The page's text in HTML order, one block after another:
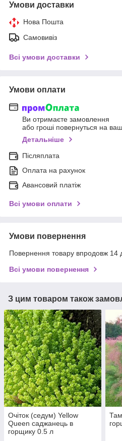
Умови доставки
Нова Пошта
Самовивіз
Всі умови доставки
Умови оплати
Ви отримаєте замовлення
або гроші повернуться на
Детальніше
Післяплата
Оплата на рахунок
Авансовий платіж
Всі умови оплати
Умови повернення
Повернення товару впродовж 14
Всі умови повернення
З цим товаром також
Очіток (седум) Yellow
Queen саджанець в
горщику 0.5 л